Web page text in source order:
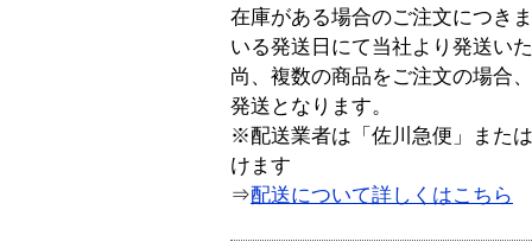
在庫がある場合のご注文につき
いる発送日にて当社より発送い
尚、複数の商品をご注文の場合
発送となります。
※配送業者は「佐川急便」また
けます
⇒配送について詳しくはこちら